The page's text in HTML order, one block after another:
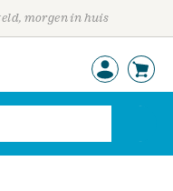
morgen in huis